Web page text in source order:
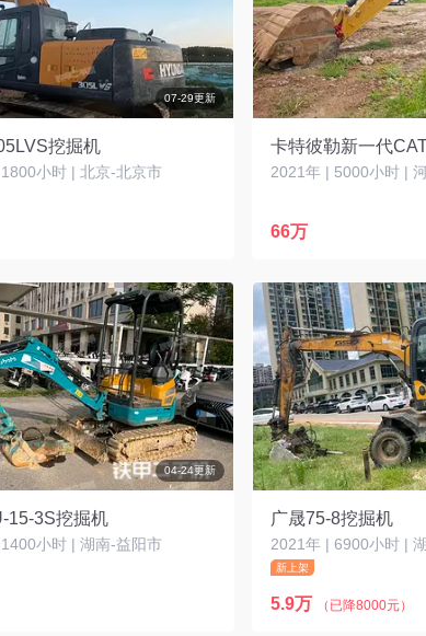
07-29更新
挖掘机
小时 | 北京-北京市 2021年 | 5000小时 |
66万
04-24更新
15-3S挖掘机
小时 | 湖南-益阳市
广晟75-8挖掘机
2021年 | 6900小时 |
新上架
5.9万 （已降8000元）